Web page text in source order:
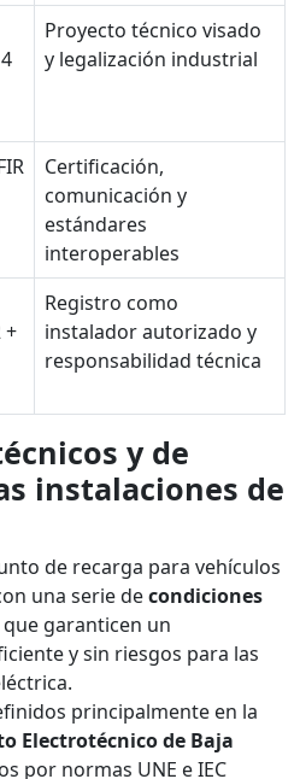
Proyecto técnico visado
y legalización industrial
Certificación,
comunicación y
estándares
interoperables
+
Registro como
instalador autorizado y
responsabilidad técnica
y de
instalaciones de
de recarga para vehículos
una serie decondiciones
que garanticen un
y sin riesgos para las
principalmente en la
Electrotécnico de Baja
por normas UNE e IEC